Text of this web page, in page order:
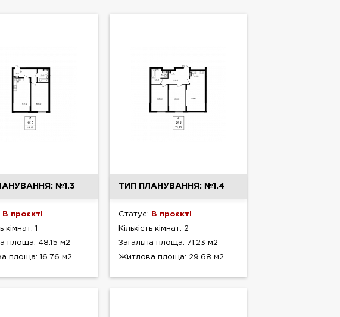
№1.3
В проєкті
кімнат: 1
площа: 48.15 м2
площа: 16.76 м2
ТИП ПЛАНУВАННЯ: №1.4
Статус: В проєкті
Кількість кімнат: 2
Загальна площа: 71.23 м2
Житлова площа: 29.68 м2